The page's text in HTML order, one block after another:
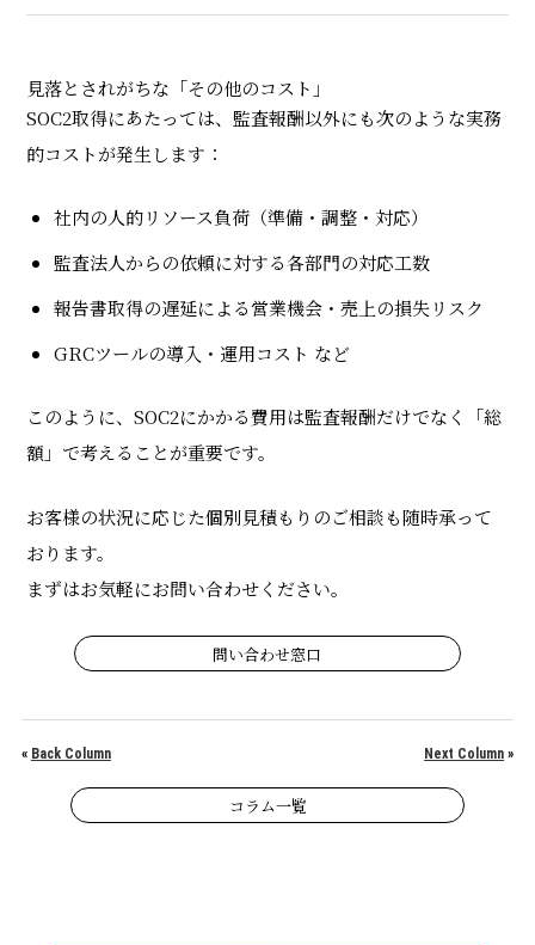
見落とされがちな「その他のコスト」
SOC2取得にあたっては、監査報酬以外にも次のような実務
的コストが発生します：
社内の人的リソース負荷（準備・調整・対応）
監査法人からの依頼に対する各部門の対応工数
報告書取得の遅延による営業機会・売上の損失リスク
GRCツールの導入・運用コスト など
このように、SOC2にかかる費用は監査報酬だけでなく「総
額」で考えることが重要です。
お客様の状況に応じた個別見積もりのご相談も随時承って
おります。
まずはお気軽にお問い合わせください。
問い合わせ窓口
« Back Column Next Column »
コラム一覧